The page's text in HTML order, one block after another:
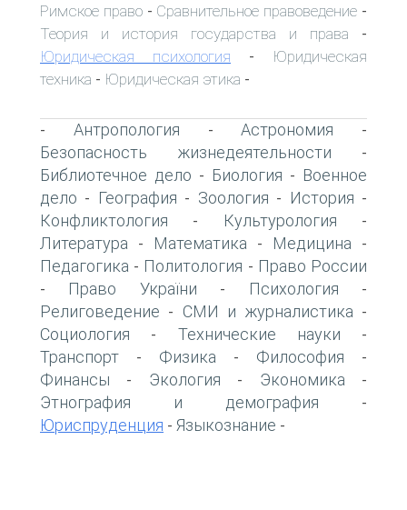
Римское право- Сравнительное правоведение -
Теория и история государства и права -
Юридическая психология -
Юридическая
техника - Юридическая этика -
- Антропология -Астрономия -
Безопасность жизнедеятельности -
Библиотечное дело - Биология - Военное
дело - География - Зоология - История -
Конфликтология - Культурология -
Литература - Математика - Медицина -
Педагогика - Политология - Право России
- Право України - Психология -
Религоведение - СМИ и журналистика -
Социология - Технические науки -
Транспорт - Физика - Философия -
Финансы - Экология - Экономика -
Этнография и демография -
Юриспруденция - Языкознание -